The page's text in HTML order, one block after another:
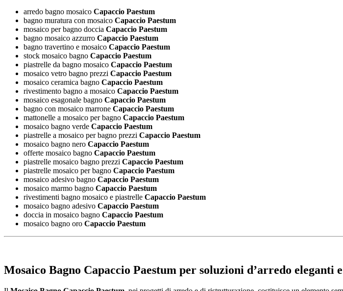
arredo bagno mosaico Capaccio Paestum
bagno muratura con mosaico Capaccio Paestum
mosaico per bagno doccia Capaccio Paestum
bagno mosaico azzurro Capaccio Paestum
bagno travertino e mosaico Capaccio Paestum
stock mosaico bagno Capaccio Paestum
piastrelle da bagno mosaico Capaccio Paestum
mosaico vetro bagno prezzi Capaccio Paestum
mosaico ceramica bagno Capaccio Paestum
rivestimento bagno a mosaico Capaccio Paestum
mosaico esagonale bagno Capaccio Paestum
bagno con mosaico marrone Capaccio Paestum
mattonelle a mosaico per bagno Capaccio Paestum
mosaico bagno verde Capaccio Paestum
piastrelle a mosaico per bagno prezzi Capaccio Paestum
mosaico bagno nero Capaccio Paestum
offerte mosaico bagno Capaccio Paestum
piastrelle mosaico bagno prezzi Capaccio Paestum
piastrelle mosaico per bagno Capaccio Paestum
mosaico adesivo bagno Capaccio Paestum
mosaico marmo bagno Capaccio Paestum
rivestimenti bagno mosaico e piastrelle Capaccio Paestum
mosaico bagno adesivo Capaccio Paestum
doccia in mosaico bagno Capaccio Paestum
mosaico bagno oro Capaccio Paestum
Mosaico Bagno Capaccio Paestum per soluzioni d’arredo eleganti